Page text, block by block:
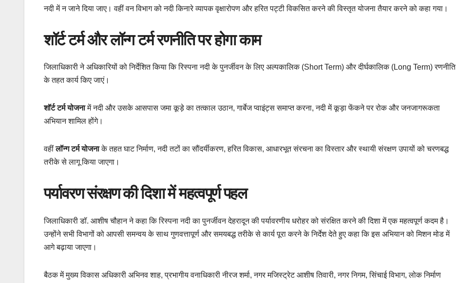
नदी में न जाने दिया जाए। वहीं वन विभाग को नदी किनारे व्यापक वृक्षारोपण और हरित पट्टी विकसित करने की विस्तृत योजना तैयार करने को कहा गया।
शॉर्ट टर्म और लॉन्ग टर्म रणनीति पर होगा काम
जिलाधिकारी ने अधिकारियों को निर्देशित किया कि रिस्पना नदी के पुनर्जीवन के लिए अल्पकालिक (Short Term) और दीर्घकालिक (Long Term) रणनीति
के तहत कार्य किए जाएं।
शॉर्ट टर्म योजनामें नदी और उसके आसपास जमा कूड़े का तत्काल उठान, गार्बेज प्वाइंट्स समाप्त करना, नदी में कूड़ा फेंकने पर रोक और जनजागरूकता
अभियान शामिल होंगे।
वहींलॉन्ग टर्म योजनाके तहत घाट निर्माण, नदी तटों का सौंदर्यीकरण, हरित विकास, आधारभूत संरचना का विस्तार और स्थायी संरक्षण उपायों को चरणबद्ध
तरीके से लागू किया जाएगा।
पर्यावरण संरक्षण की दिशा में महत्वपूर्ण पहल
जिलाधिकारी डॉ. आशीष चौहान ने कहा कि रिस्पना नदी का पुनर्जीवन देहरादून की पर्यावरणीय धरोहर को संरक्षित करने की दिशा में एक महत्वपूर्ण कदम है।
उन्होंने सभी विभागों को आपसी समन्वय के साथ गुणवत्तापूर्ण और समयबद्ध तरीके से कार्य पूरा करने के निर्देश देते हुए कहा कि इस अभियान को मिशन मोड में
आगे बढ़ाया जाएगा।
बैठक में मुख्य विकास अधिकारी अभिनव शाह, प्रभागीय वनाधिकारी नीरज शर्मा, नगर मजिस्ट्रेट आशीष तिवारी, नगर निगम, सिंचाई विभाग, लोक निर्माण